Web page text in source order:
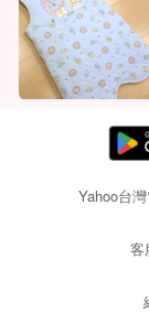
Yahoo台
客